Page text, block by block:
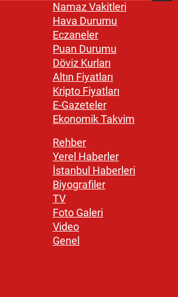
Namaz Vakitleri
Hava Durumu
Eczaneler
Puan Durumu
Döviz Kurları
Altın Fiyatları
Kripto Fiyatları
E-Gazeteler
Ekonomik Takvim
Rehber
Yerel Haberler
İstanbul Haberleri
Biyografiler
TV
Foto Galeri
Video
Genel